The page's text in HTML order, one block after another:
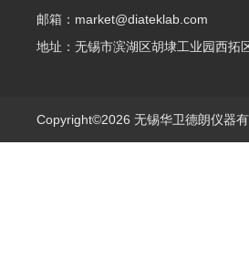
邮箱：market@diateklab.com
地址：无锡市滨湖区胡埭工业园西拓
Copyright©2026 无锡华卫德朗仪